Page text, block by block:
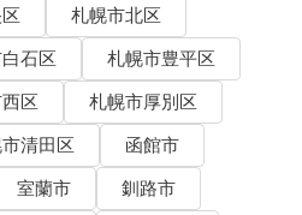
札幌市北区
石区
札幌市豊平区
区
札幌市厚別区
清田区
函館市
室蘭市
釧路市